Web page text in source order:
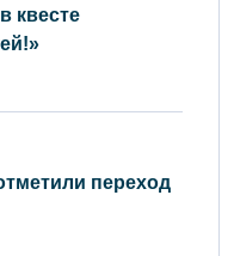
квесте
переход